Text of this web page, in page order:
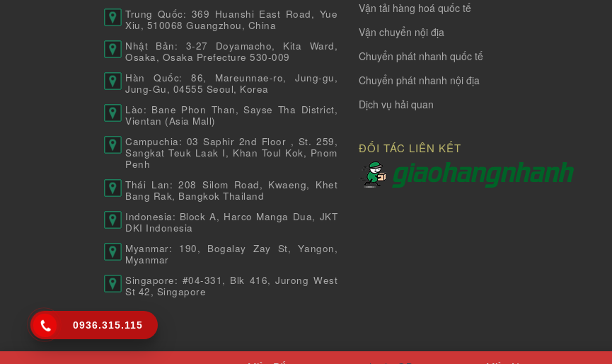
Trung Quốc: 369 Huanshi East Road, Yue
Xiu, 510068 Guangzhou, China
Nhật Bản: 3-27 Doyamacho, Kita Ward,
Osaka, Osaka Prefecture 530-009
Hàn Quốc: 86, Mareunnae-ro, Jung-gu,
Jung-Gu, 04555 Seoul, Korea
Lào: Bane Phon Than, Sayse Tha District,
Vientan (Asia Mall)
Campuchia: 03 Saphir 2nd Floor , St. 259,
Sangkat Teuk Laak I, Khan Toul Kok, Pnom
Penh
Thái Lan: 208 Silom Road, Kwaeng, Khet
Bang Rak, Bangkok Thailand
Indonesia: Block A, Harco Manga Dua, JKT
DKI Indonesia
Myanmar: 190, Bogalay Zay St, Yangon,
Myanmar
Singapore: #04-331, Blk 416, Jurong West
St 42, Singapore
Vận tải hàng hoá quốc tế
Vận chuyển nội địa
Chuyển phát nhanh quốc tế
Chuyển phát nhanh nội địa
Dịch vụ hải quan
ĐỐI TÁC LIÊN KẾT
0936.315.115